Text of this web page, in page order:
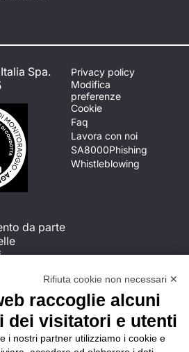
Spa.
da parte
un
di
utilizzando
Privacy policy
Modifica
preferenze
Cookie
Faq
Lavora con noi
SA8000Phishing
Whistleblowing
Rifiuta cookie non necessari ✕
raccoglie alcuni
dei visitatori e utenti
i nostri partner utilizziamo i cookie e